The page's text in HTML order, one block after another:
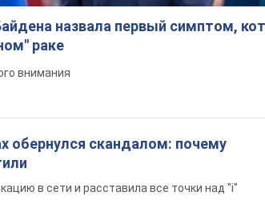
назвала первый симптом,
раке
внимания
обернулся скандалом: почему
в сети и расставила все точки над "i"